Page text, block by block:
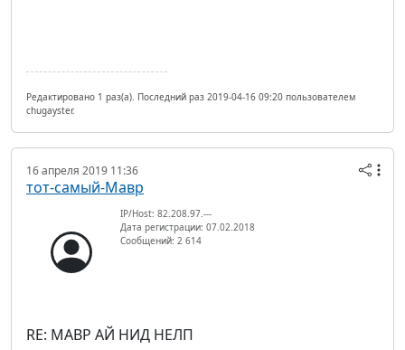
Редактировано 1 раз(а). Последний раз 2019-04-16 09:20 пользователем
chugayster.
16 апреля 2019 11:36
тот-самый-Мавр
IP/Host: 82.208.97.---
Дата регистрации: 07.02.2018
Сообщений: 2 614
RE: МАВР АЙ НИД НЕЛП